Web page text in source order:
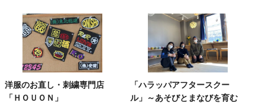
洋服のお直し・刺繍専門店
「ＨＯＵＯＮ」
「ハラッパアフタースクー
ル」～あそびとまなびを育む